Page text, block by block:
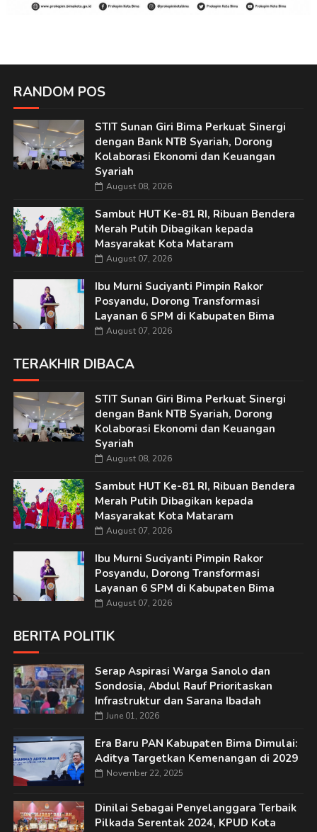
RANDOM POS
STIT Sunan Giri Bima Perkuat Sinergi
dengan Bank NTB Syariah, Dorong
Kolaborasi Ekonomi dan Keuangan
Syariah
August 08, 2026
Sambut HUT Ke-81 RI, Ribuan Bendera
Merah Putih Dibagikan kepada
Masyarakat Kota Mataram
August 07, 2026
Ibu Murni Suciyanti Pimpin Rakor
Posyandu, Dorong Transformasi
Layanan 6 SPM di Kabupaten Bima
August 07, 2026
TERAKHIR DIBACA
STIT Sunan Giri Bima Perkuat Sinergi
dengan Bank NTB Syariah, Dorong
Kolaborasi Ekonomi dan Keuangan
Syariah
August 08, 2026
Sambut HUT Ke-81 RI, Ribuan Bendera
Merah Putih Dibagikan kepada
Masyarakat Kota Mataram
August 07, 2026
Ibu Murni Suciyanti Pimpin Rakor
Posyandu, Dorong Transformasi
Layanan 6 SPM di Kabupaten Bima
August 07, 2026
BERITA POLITIK
Serap Aspirasi Warga Sanolo dan
Sondosia, Abdul Rauf Prioritaskan
Infrastruktur dan Sarana Ibadah
June 01, 2026
Era Baru PAN Kabupaten Bima Dimulai:
Aditya Targetkan Kemenangan di 2029
November 22, 2025
Dinilai Sebagai Penyelanggara Terbaik
Pilkada Serentak 2024, KPUD Kota